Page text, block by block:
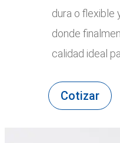
dura o flexible
donde
calidad ideal
Cotizar